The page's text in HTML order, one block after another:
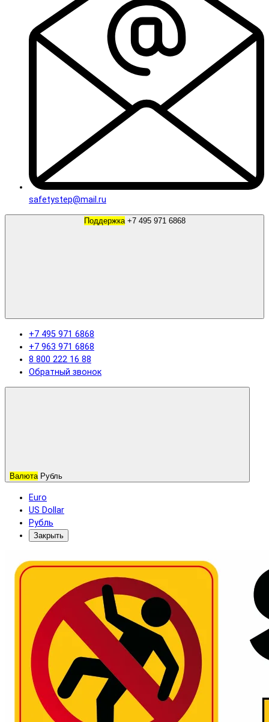
safetystep@mail.ru
Поддержка +7 495 971 6868
+7 495 971 6868
+7 963 971 6868
8 800 222 16 88
Обратный звонок
Валюта Рубль
Euro
US Dollar
Рубль
Закрыть